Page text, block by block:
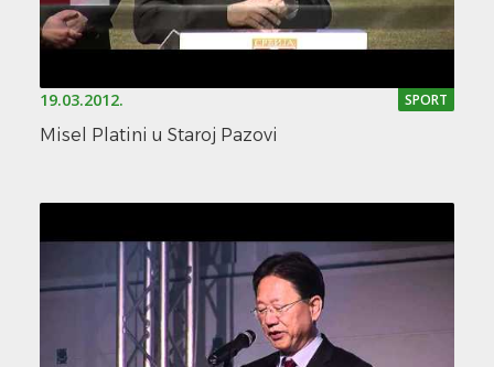
19.03.2012. SPORT
Misel Platini u Staroj Pazovi